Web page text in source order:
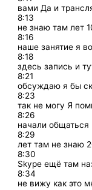
вами Да и
8:13
не знаю там лет
8:16
наше занятие я
8:18
здесь запись и
8:21
обсуждаю я бы
8:23
так не могу Я
8:26
начали
8:29
лет там не знаю
8:30
Skype ещё там
8:34
не вижу как это